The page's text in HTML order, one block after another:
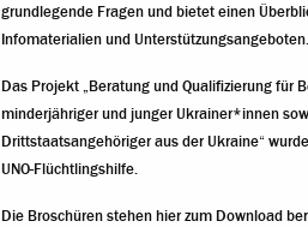
grundlegende Fragen und bietet einen
Infomaterialien und Unterstützungsangeboten.
Das Projekt „Beratung und Qualifizierung für
minderjähriger und junger Ukrainer*innen
Drittstaatsangehöriger aus der Ukraine“
UNO-Flüchtlingshilfe.
Die Broschüren stehen hier zum Download